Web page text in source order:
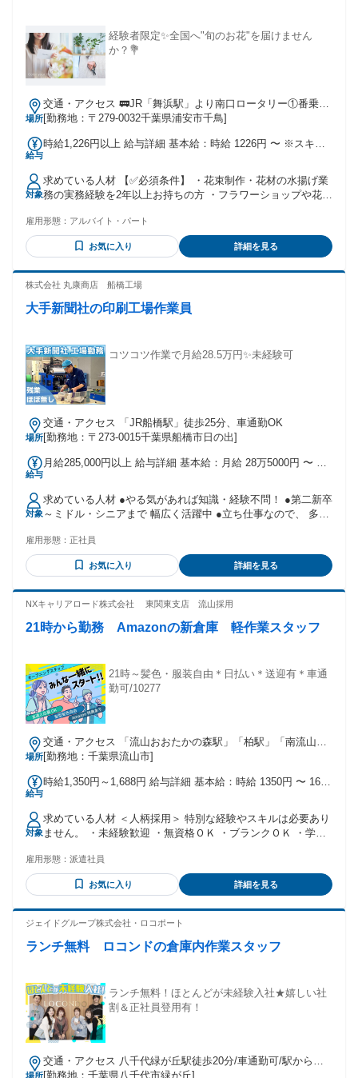
経験者限定✨全国へ"旬のお花"を届けません
か？💐
場所
交通・アクセス 🚃JR「舞浜駅」より南口ロータリー①番乗り
場より京成バスシステム(20系統)「千鳥車庫行」または「千鳥
徒歩約3〜5分
[勤務地：〒279-0032千葉県浦安市千鳥]
給与
時給1,226円以上 給与詳細 基本給：時給 1226円 〜 ※スキル
め翌月15日払い
対象
求めている人材 【✅必須条件】 ・花束制作・花材の水揚げ業
務の実務経験を2年以上お持ちの方 ・フラワーショップや花き
花や商品を丁寧に扱える方 ・細かな部分まで気を配り、正確
に作業を進められる方 ・チームで協力しながら仕事に取り組
める方 ・限られた時間の中でも効率よく作業を進められる方
る方 【✨この仕事の魅力】 ・季節ごとの旬のお花に囲まれて
携われます。 ・チームワークを大切にし、協力しながら仕事
配送業務はなく、花束制作・出荷業務に集中して取り組めま
す。 【🌿職場の雰囲気】 ・明るく活気のある職場です。 ・
スタッフ同士で声を掛け合い、協力しながら仕事を進めてい
ます。 ・気軽に相談や意見交換ができる、風通しの良い環境
です。
雇用形態： アルバイト・パート
お気に入り 詳細を見る
株式会社 丸康商店 船橋工場
大手新聞社の印刷工場作業員
コツコツ作業で月給28.5万円✨未経験可
場所
交通・アクセス 「JR船橋駅」徒歩25分、車通勤OK
[勤務地：〒273-0015千葉県船橋市日の出]
給与
月給285,000円以上 給与詳細 基本給：月給 28万5000円 〜 固
皆勤・家族手当金額：なし 全員に一律で支払われるその他手
当金額：なし 交通費規定：月25,000円まで
対象
求めている人材 ●やる気があれば知識・経験不問！ ●第二新卒
～ミドル・シニアまで 幅広く活躍中 ●立ち仕事なので、 多少
くことはないので 心配いりません！ ▼ 長く活躍できる職場
です ▼ ￣￣￣￣￣￣￣￣￣￣￣￣￣ 50代から未経験で始め
る方、多数！ ほぼ全員、未経験からのスタートです。 「退職
雇用形態： 正社員
お気に入り 詳細を見る
NXキャリアロード株式会社 東関東支店 流山採用
21時から勤務 Amazonの新倉庫 軽作業スタッフ
21時～髪色・服装自由＊日払い＊送迎有＊車通
勤可/10277
場所
交通・アクセス 「流山おおたかの森駅」「柏駅」「南流山」
から無料送迎バスあり★車・自転車通勤可◎
[勤務地：千葉県流山市]
給与
時給1,350円～1,688円 給与詳細 基本給：時給 1350円 〜 1688
に振込が可能！！ (規定あり)
対象
求めている人材 ＜人柄採用＞ 特別な経験やスキルは必要あり
ません。 ・未経験歓迎 ・無資格ＯＫ ・ブランクＯＫ ・学歴
「黙々と作業したい」 「覚えられるか不安だから簡単な仕事
がいい」など 志望理由はあなたが 最初に思った内容でＯＫ
「働いてみたい」 その気持ちを歓迎します♪
雇用形態： 派遣社員
お気に入り 詳細を見る
ジェイドグループ株式会社・ロコポート
ランチ無料 ロコンドの倉庫内作業スタッフ
ランチ無料！ほとんどが未経験入社★嬉しい社
割＆正社員登用有！
場所
交通・アクセス 八千代緑が丘駅徒歩20分/車通勤可/駅から電
動自転車の無料貸与あり
[勤務地：千葉県八千代市緑が丘]